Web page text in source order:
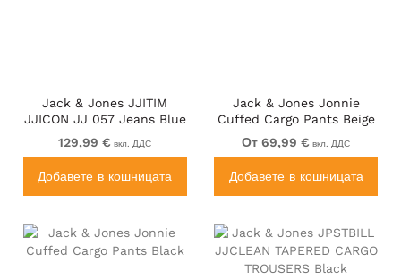
Jack & Jones JJITIM
JJICON JJ 057 Jeans Blue
129,99 € вкл. ДДС
Добавете в кошницата
Jack & Jones Jonnie
Cuffed Cargo Pants Beige
От 69,99 € вкл. ДДС
Добавете в кошницата